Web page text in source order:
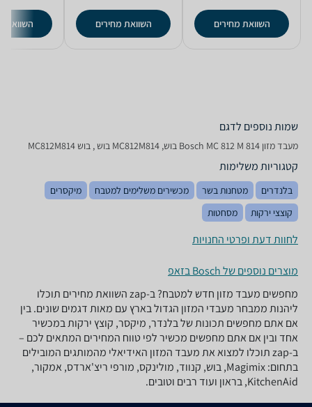
השוואת מחירים השוואת מחירים השוואת
שמות נוספים לדגם
מעבד מזון Bosch MC 812 M 814 בוש, MC812M814 בוש , בוש MC812M814
קטגוריות משלימות
בלנדרים מטחנות בשר מכשירים משלימים למטבח
מיקסרים
קוצצי ירקות
מסחטות
לחוות דעת ופרטי החנויות
מוצרים נוספים של Bosch בזאפ
מחפשים מעבד מזון חדש למטבח? ב-zap השוואת מחירים תוכלו
ליהנות ממבחר מעבדי המזון הגדול בארץ עם מאות דגמים שונים. בין
אם אתם מחפשים תכונות של בלנדר, מיקסר, קוצץ ירקות במכשיר
אחד ובין אם אתם מחפשים מכשיר לפי טווח המחירים המתאים לכם –
ב-zap תוכלו למצוא את מעבד המזון האידיאלי מהמותגים המובילים
בתחום: Magimix, בוש, קנווד, מולינקס, מורפי ריצ'ארדס, אמקור,
KitchenAid, בראון ועוד רבים וטובים.